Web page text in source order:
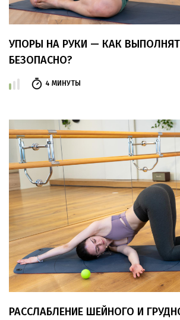
УПОРЫ НА РУКИ — КАК
БЕЗОПАСНО?
4 МИНУТЫ
РАССЛАБЛЕНИЕ ШЕЙНОГО И